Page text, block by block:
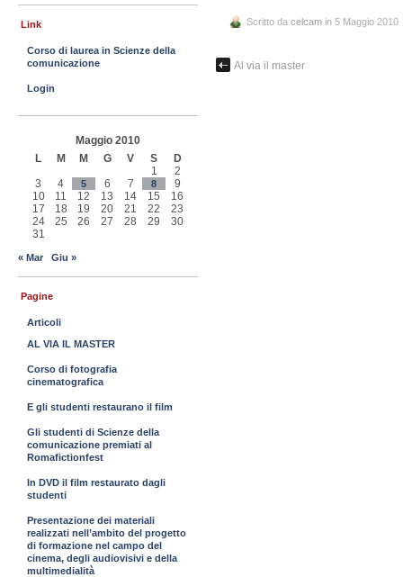
Scritto da celcam in 5 Maggio 2010
Al via il master
Link
Corso di laurea in Scienze della
comunicazione
Login
Maggio 2010
L
M M G V S
D
1
2
3
4 5 6 7 8
9
10
11 12 13 14 15
16
17
18 19 20 21 22
23
24
25 26 27 28 29
30
31
« Mar Giu »
Pagine
Articoli
AL VIA IL MASTER
Corso di fotografia
cinematografica
E gli studenti restaurano il film
Gli studenti di Scienze della
comunicazione premiati al
Romafictionfest
In DVD il film restaurato dagli
studenti
Presentazione dei materiali
realizzati nell’ambito del progetto
di formazione nel campo del
cinema, degli audiovisivi e della
multimedialità